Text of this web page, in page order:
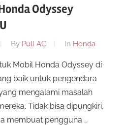
Odyssey
By Pull AC In Honda
Mobil Honda Odyssey di
baik untuk pengendara
mengalami masalah
Tidak bisa dipungkiri,
membuat pengguna …